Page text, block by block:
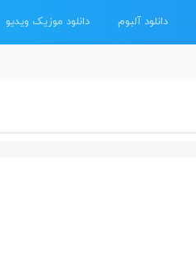
دانلود آلبوم دانلود موزیک ویدیو